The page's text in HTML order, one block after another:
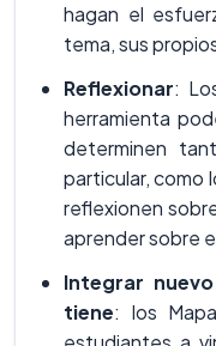
hagan el
tema, sus
Reflexionar:
herramienta
determinen
particular, como
reflexionen
aprender sobre
Integrar
tiene: los